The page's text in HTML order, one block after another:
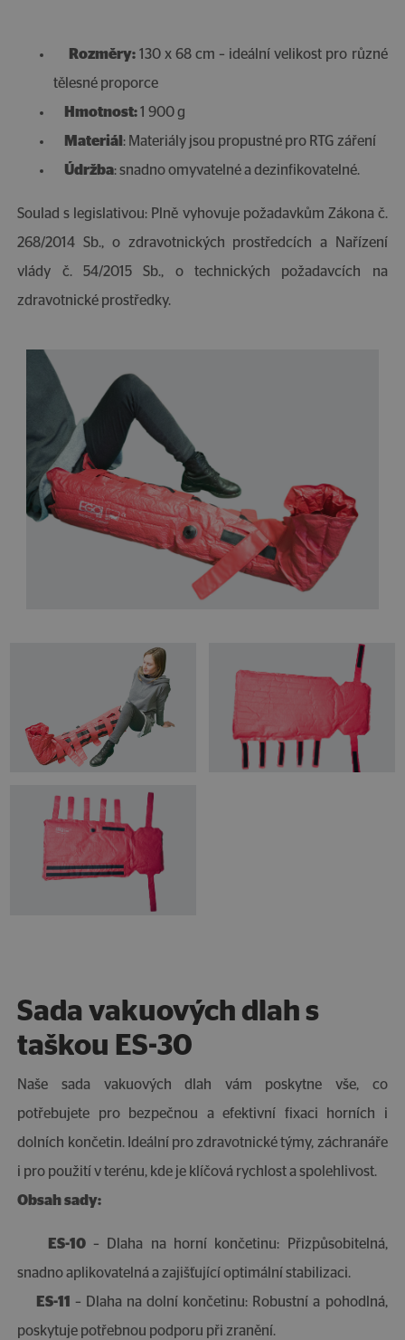
Rozměry: 130 x 68 cm – ideální velikost pro různé
tělesné proporce
Hmotnost:1 900 g
Materiál : Materiály jsou propustné pro RTG záření
Údržba: snadno omyvatelné a dezinfikovatelné.
Soulad s legislativou: Plně vyhovuje požadavkům Zákona č.
268/2014 Sb., o zdravotnických prostředcích a Nařízení
vlády č. 54/2015 Sb., o technických požadavcích na
zdravotnické prostředky.
Sada vakuových dlah s
taškou ES-30
Naše sada vakuových dlah vám poskytne vše, co
potřebujete pro bezpečnou a efektivní fixaci horních i
dolních končetin. Ideální pro zdravotnické týmy, záchranáře
i pro použití v terénu, kde je klíčová rychlost a spolehlivost.
Obsah sady:
ES-10– Dlaha na horní končetinu: Přizpůsobitelná,
snadno aplikovatelná a zajišťující optimální stabilizaci.
ES-11
– Dlaha na dolní končetinu: Robustní a pohodlná,
poskytuje potřebnou podporu při zranění.